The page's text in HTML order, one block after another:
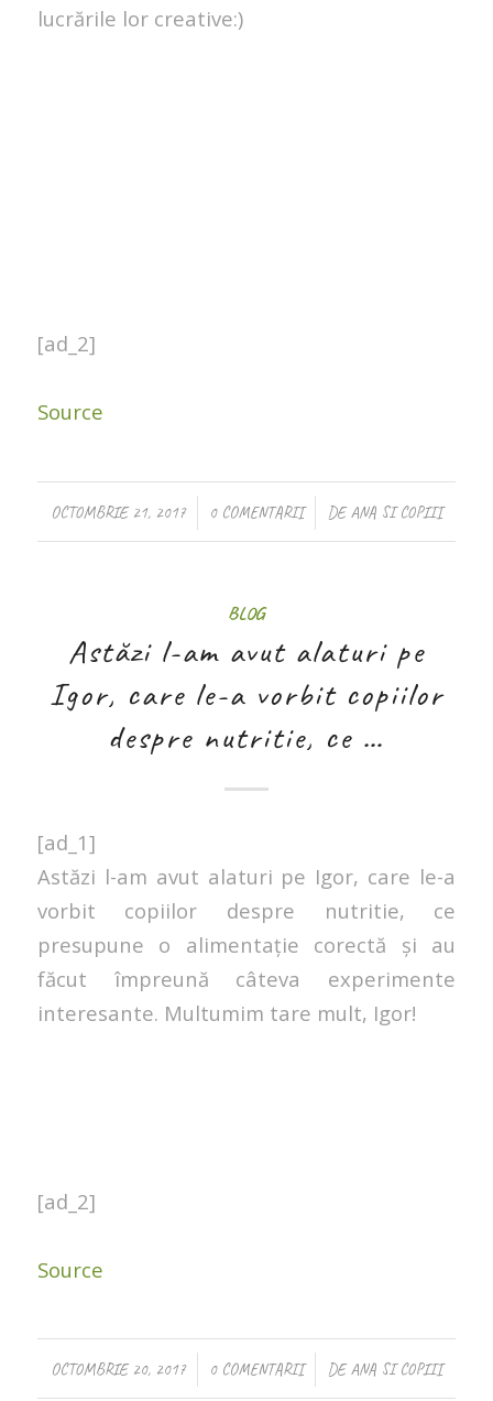
lucrările lor creative:)
[ad_2]
Source
OCTOMBRIE 21, 2017
/ 0 COMENTARII
/ DE ANA SI COPIII
BLOG
Astăzi l-am avut alaturi pe
Igor, care le-a vorbit copiilor
despre nutritie, ce …
[ad_1]
Astăzi l-am avut alaturi pe Igor, care le-a
vorbit copiilor despre nutritie, ce
presupune o alimentație corectă și au
făcut împreună câteva experimente
interesante. Multumim tare mult, Igor!
[ad_2]
Source
OCTOMBRIE 20, 2017
/ 0 COMENTARII
/ DE ANA SI COPIII